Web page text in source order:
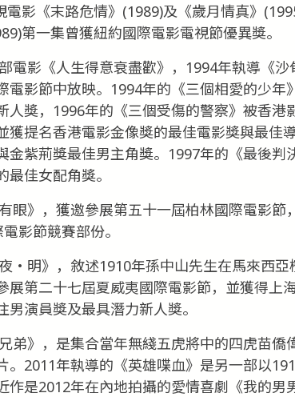
電影《末路危情》(1989)及《歲月情真》
第一集曾獲紐約國際電影電視節優異獎。
電影《人生得意衰盡歡》，1994年執導《
電影節中放映。1994年的《三個相愛的少年
人獎，1996年的《三個受傷的警察》被香港
獲提名香港電影金像獎的最佳電影獎與最佳
金紫荊獎最佳男主角獎。1997年的《最後判
佳女配角獎。
眼》，獲邀參展第五十一屆柏林國際電影節
影節競賽部份。
‧明》，敘述1910年孫中山先生在馬來西亞
展第二十七屆夏威夷國際電影節，並獲得上
男演員獎及最具潛力新人獎。
弟》，是集合當年無綫五虎將中的四虎苗僑
。2011年執導的《英雄喋血》是另一部以
作是2012年在內地拍攝的愛情喜劇《我的男